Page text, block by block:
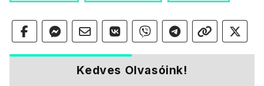
Kedves Olvasóink!